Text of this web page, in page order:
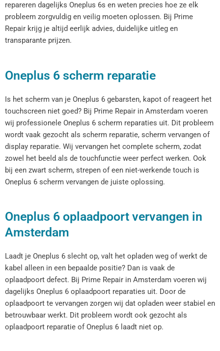
repareren dagelijks Oneplus 6s en weten precies hoe ze elk
probleem zorgvuldig en veilig moeten oplossen. Bij Prime
Repair krijg je altijd eerlijk advies, duidelijke uitleg en
transparante prijzen.
Oneplus 6 scherm reparatie
Is het scherm van je Oneplus 6 gebarsten, kapot of reageert het
touchscreen niet goed? Bij Prime Repair in Amsterdam voeren
wij professionele Oneplus 6 scherm reparaties uit. Dit probleem
wordt vaak gezocht als scherm reparatie, scherm vervangen of
display reparatie. Wij vervangen het complete scherm, zodat
zowel het beeld als de touchfunctie weer perfect werken. Ook
bij een zwart scherm, strepen of een niet-werkende touch is
Oneplus 6 scherm vervangen de juiste oplossing.
Oneplus 6 oplaadpoort vervangen in
Amsterdam
Laadt je Oneplus 6 slecht op, valt het opladen weg of werkt de
kabel alleen in een bepaalde positie? Dan is vaak de
oplaadpoort defect. Bij Prime Repair in Amsterdam voeren wij
dagelijks Oneplus 6 oplaadpoort reparaties uit. Door de
oplaadpoort te vervangen zorgen wij dat opladen weer stabiel en
betrouwbaar werkt. Dit probleem wordt ook gezocht als
oplaadpoort reparatie of Oneplus 6 laadt niet op.